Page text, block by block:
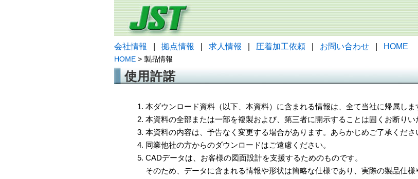
会社情報 拠点情報 求人情報 圧着加工依頼 お問い合わせ HOME
HOME > 製品情報
使用許諾
1. 本ダウンロード資料（以下、本資料）に含まれる情報は、全て当社に帰属しま
2. 本資料の全部または一部を複製および、第三者に開示することは固くお断りい
3. 本資料の内容は、予告なく変更する場合があります。あらかじめご了承くださ
4. 同業他社の方からのダウンロードはご遠慮ください。
5. CADデータは、お客様の図面設計を支援するためのものです。
そのため、データに含まれる情報や形状は簡略な仕様であり、実際の製品仕様